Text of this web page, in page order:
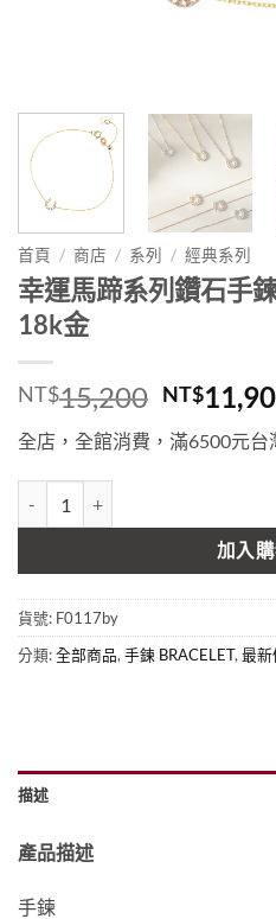
首頁 / 商店 / 系列 / 經典系列
幸運馬蹄系列鑽石手
18k金
NT$15,200 原
始
價
NT$
全店，全館消費，滿6500元台
加入
貨號: F0117by
分類:全部商品, 手鍊 BRACELET, 最新
描述
產品描述
手鍊